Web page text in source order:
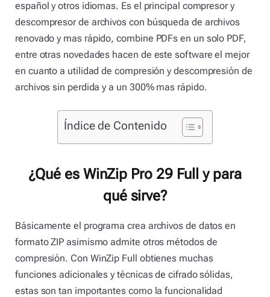
español y otros idiomas. Es el principal compresor y
descompresor de archivos con búsqueda de archivos
renovado y mas rápido, combine PDFs en un solo PDF,
entre otras novedades hacen de este software el mejor
en cuanto a utilidad de compresión y descompresión de
archivos sin perdida y a un 300% mas rápido.
Índice de Contenido
¿Qué es WinZip Pro 29 Full y para
qué sirve?
Básicamente el programa crea archivos de datos en
formato ZIP asimismo admite otros métodos de
compresión. Con WinZip Full obtienes muchas
funciones adicionales y técnicas de cifrado sólidas,
estas son tan importantes como la funcionalidad